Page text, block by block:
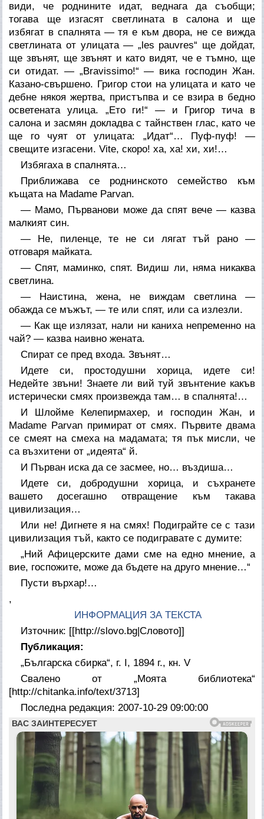
види, че роднините идат, веднага да съобщи;
тогава ще изгасят светлината в салона и ще
избягат в спалнята — тя е към двора, не се вижда
светлината от улицата — „les pauvres“ ще дойдат,
ще звънят, ще звънят и като видят, че е тъмно, ще
си отидат. — „Bravissimo!“ — вика господин Жан.
Казано-свършено. Григор стои на улицата и като че
дебне някоя жертва, пристъпва и се взира в бедно
осветената улица. „Ето ги!“ — и Григор тича в
салона и засмян докладва с тайнствен глас, като че
ще го чуят от улицата: „Идат“… Пуф-пуф! —
свещите изгасени. Vite, скоро! ха, ха! хи, хи!…
Избягаха в спалнята…
Приближава се роднинското семейство към
къщата на Madame Parvan.
— Мамо, Първанови може да спят вече — казва
малкият син.
— Не, пиленце, те не си лягат тъй рано —
отговаря майката.
— Спят, маминко, спят. Видиш ли, няма никаква
светлина.
— Наистина, жена, не виждам светлина —
обажда се мъжът, — те или спят, или са излезли.
— Как ще излязат, нали ни каниха непременно на
чай? — казва наивно жената.
Спират се пред входа. Звънят…
Идете си, простодушни хорица, идете си!
Недейте звъни! Знаете ли вий туй звънтение какъв
истерически смях произвежда там… в спалнята!…
И Шлойме Келепирмахер, и господин Жан, и
Madame Parvan примират от смях. Първите двама
се смеят на смеха на мадамата; тя пък мисли, че
са възхитени от „идеята“ й.
И Първан иска да се засмее, но… въздиша…
Идете си, добродушни хорица, и съхранете
вашето досегашно отвращение към такава
цивилизация…
Или не! Дигнете я на смях! Подиграйте се с тази
цивилизация тъй, както се подигравате с думите:
„НийАфицерските дами сме на едно мнение, а
вие, госпожите, може да бъдете на друго мнение…“
Пусти върхар!…
,
ИНФОРМАЦИЯ ЗА ТЕКСТА
Източник: [[http://slovo.bg|Словото]]
Публикация:
„Българска сбирка“, г. I, 1894 г., кн. V
Свалено от „Моята библиотека“
[http://chitanka.info/text/3713]
Последна редакция: 2007-10-29 09:00:00